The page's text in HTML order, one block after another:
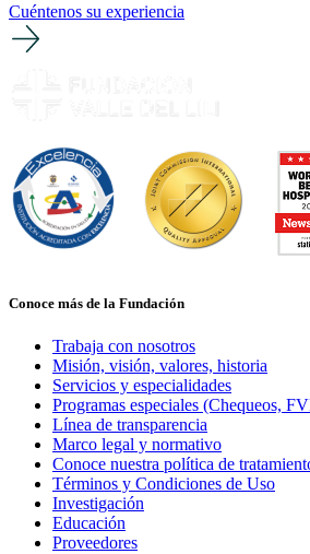
Cuéntenos su experiencia
Conoce más de la Fundación
Trabaja con nosotros
Misión, visión, valores, historia
Servicios y especialidades
Programas especiales (Chequeos,
Línea de transparencia
Marco legal y normativo
Conoce nuestra política de
Términos y Condiciones de Uso
Investigación
Educación
Proveedores